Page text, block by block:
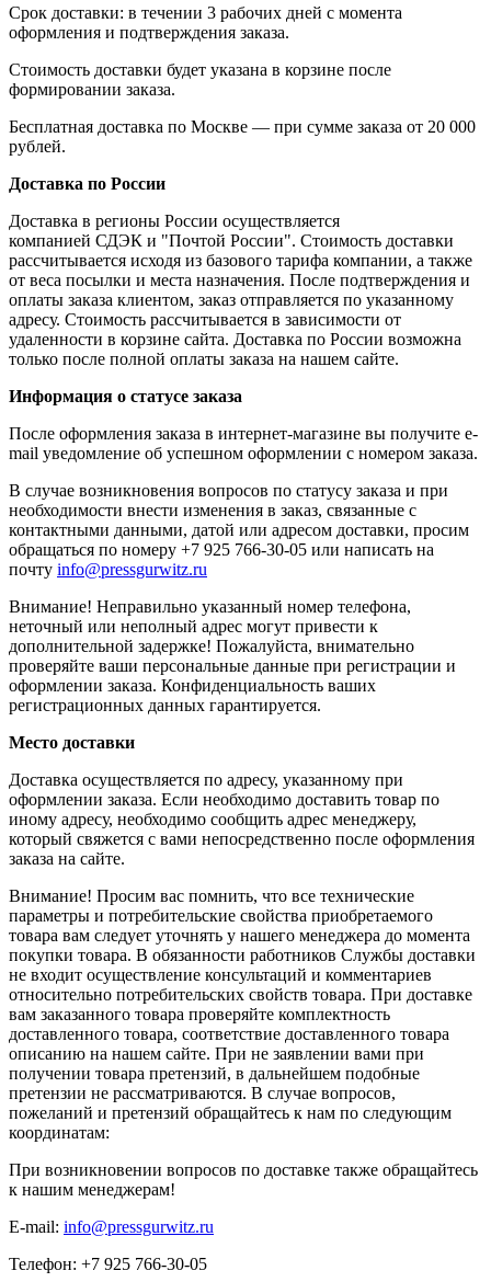
Срок доставки: в течении 3 рабочих дней с момента
оформления и подтверждения заказа.
Стоимость доставки будет указана в корзине после
формировании заказа.
Бесплатная доставка по Москве — при сумме заказа от 20 000
рублей.
Доставка по России
Доставка в регионы России осуществляется
компанией СДЭК и "Почтой России". Стоимость доставки
рассчитывается исходя из базового тарифа компании, а также
от веса посылки и места назначения. После подтверждения и
оплаты заказа клиентом, заказ отправляется по указанному
адресу. Стоимость рассчитывается в зависимости от
удаленности в корзине сайта. Доставка по России возможна
только после полной оплаты заказа на нашем сайте.
Информация о статусе заказа
После оформления заказа в интернет-магазине вы получите e-
mail уведомление об успешном оформлении с номером заказа.
В случае возникновения вопросов по статусу заказа и при
необходимости внести изменения в заказ, связанные с
контактными данными, датой или адресом доставки, просим
обращаться по номеру +7 925 766-30-05 или написать на
почту info@pressgurwitz.ru
Внимание! Неправильно указанный номер телефона,
неточный или неполный адрес могут привести к
дополнительной задержке! Пожалуйста, внимательно
проверяйте ваши персональные данные при регистрации и
оформлении заказа. Конфиденциальность ваших
регистрационных данных гарантируется.
Место доставки
Доставка осуществляется по адресу, указанному при
оформлении заказа. Если необходимо доставить товар по
иному адресу, необходимо сообщить адрес менеджеру,
который свяжется с вами непосредственно после оформления
заказа на сайте.
Внимание! Просим вас помнить, что все технические
параметры и потребительские свойства приобретаемого
товара вам следует уточнять у нашего менеджера до момента
покупки товара. В обязанности работников Службы доставки
не входит осуществление консультаций и комментариев
относительно потребительских свойств товара. При доставке
вам заказанного товара проверяйте комплектность
доставленного товара, соответствие доставленного товара
описанию на нашем сайте. При не заявлении вами при
получении товара претензий, в дальнейшем подобные
претензии не рассматриваются. В случае вопросов,
пожеланий и претензий обращайтесь к нам по следующим
координатам:
При возникновении вопросов по доставке также обращайтесь
к нашим менеджерам!
E-mail: info@pressgurwitz.ru
Телефон: +7 925 766-30-05